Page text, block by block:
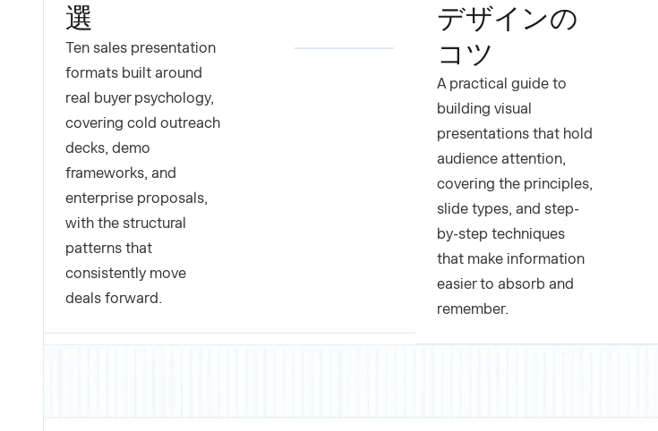
選
Ten sales presentation
formats built around
real buyer psychology,
covering cold outreach
decks, demo
frameworks, and
enterprise proposals,
with the structural
patterns that
consistently move
deals forward.
デザインの
コツ
A practical guide to
building visual
presentations that hold
audience attention,
covering the principles,
slide types, and step-
by-step techniques
that make information
easier to absorb and
remember.